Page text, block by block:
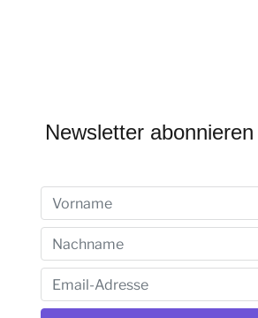
Newsletter abonnieren